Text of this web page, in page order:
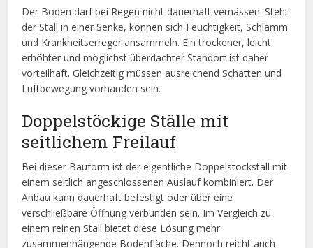
Der Boden darf bei Regen nicht dauerhaft vernässen. Steht
der Stall in einer Senke, können sich Feuchtigkeit, Schlamm
und Krankheitserreger ansammeln. Ein trockener, leicht
erhöhter und möglichst überdachter Standort ist daher
vorteilhaft. Gleichzeitig müssen ausreichend Schatten und
Luftbewegung vorhanden sein.
Doppelstöckige Ställe mit
seitlichem Freilauf
Bei dieser Bauform ist der eigentliche Doppelstockstall mit
einem seitlich angeschlossenen Auslauf kombiniert. Der
Anbau kann dauerhaft befestigt oder über eine
verschließbare Öffnung verbunden sein. Im Vergleich zu
einem reinen Stall bietet diese Lösung mehr
zusammenhängende Bodenfläche. Dennoch reicht auch